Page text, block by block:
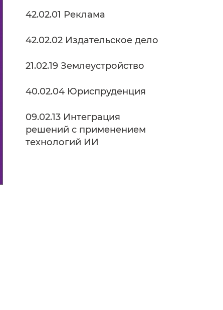
42.02.01 Реклама
42.02.02 Издательское дело
21.02.19 Землеустройство
40.02.04 Юриспруденция
09.02.13 Интеграция
решений с применением
технологий ИИ